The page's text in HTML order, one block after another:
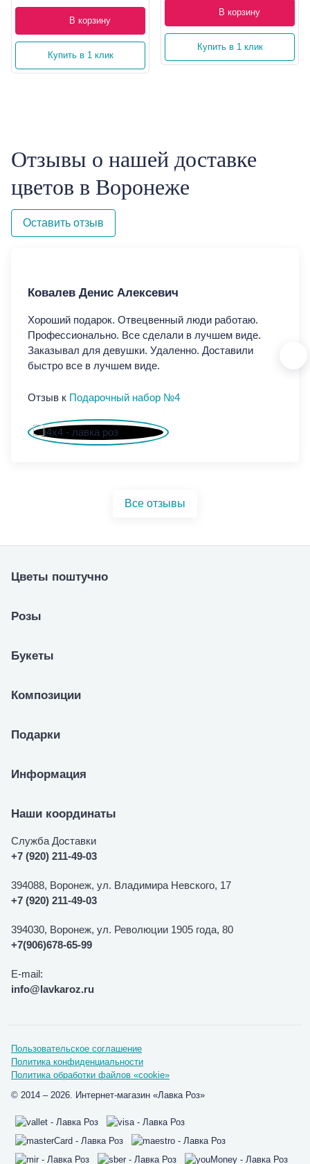
В корзину
Купить в 1 клик
В корзину
Купить в 1 клик
Отзывы о нашей доставке
цветов в Воронеже
Оставить отзыв
Ковалев Денис Алексевич
Хороший подарок. Отвецвенный люди работаю.
Профессионально. Все сделали в лучшем виде.
Заказывал для девушки. Удаленно. Доставили
быстро все в лучшем виде.
Отзыв к Подарочный набор №4
Все отзывы
Цветы поштучно
Розы
Букеты
Композиции
Подарки
Информация
Наши координаты
Служба Доставки
+7 (920) 211-49-03
394088, Воронеж, ул. Владимира Невского, 17
+7 (920) 211-49-03
394030, Воронеж, ул. Революции 1905 года, 80
+7(906)678-65-99
E-mail:
info@lavkaroz.ru
Пользовательское соглашение
Политика конфиденциальности
Политика обработки файлов «cookie»
© 2014 – 2026. Интернет-магазин «Лавка Роз»